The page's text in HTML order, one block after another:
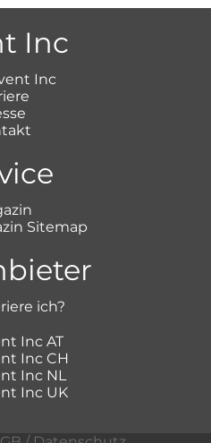
Inc
Inc
Sitemap
ich?
Inc AT
Inc CH
Inc NL
Inc UK